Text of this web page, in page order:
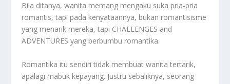
Bila ditanya, wanita memang mengaku suka pria-pria
romantis, tapi pada kenyataannya, bukan romantisisme
yang menarik mereka, tapi CHALLENGES and
ADVENTURES yang berbumbu romantika.
Romantika itu sendiri tidak membuat wanita tertarik,
apalagi mabuk kepayang. Justru sebaliknya, seorang